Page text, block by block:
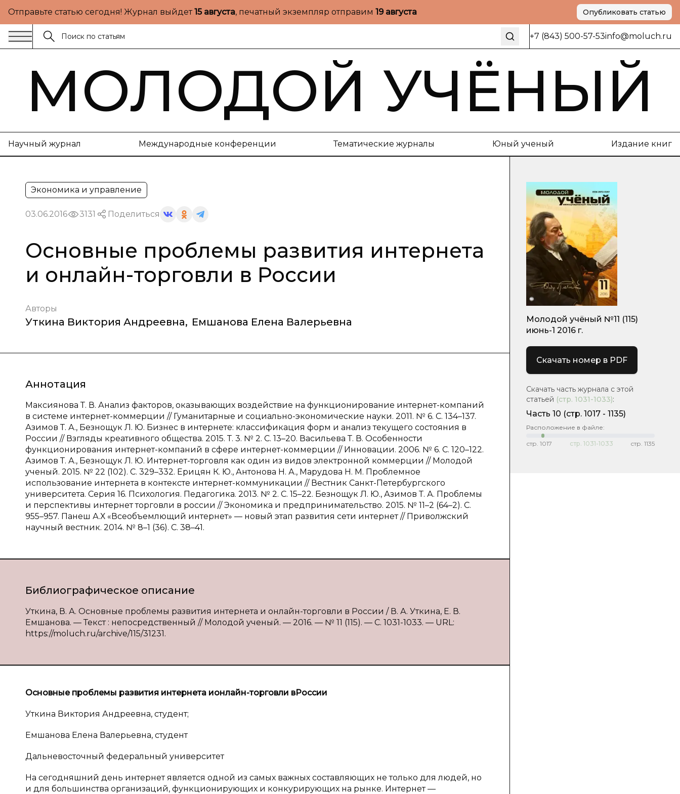
Отправьте статью сегодня! Журнал выйдет15 августа, печатный экземпляр отправим 19 августа Опубликовать статью
+7 (843) 500-57-53info@moluch.ru
МОЛОДОЙ УЧЁНЫЙ
Научный журнал Международные конференции Тематические журналы Юный ученый Издание книг
Экономика и управление
03.06.2016 3131 Поделиться
Основные проблемы развития интернета
и онлайн-торговли в России
Авторы
Уткина Виктория Андреевна, Емшанова Елена Валерьевна
Аннотация
Максиянова Т. В. Анализ факторов, оказывающих воздействие на функционирование интернет-компаний
в системе интернет-коммерции // Гуманитарные и социально-экономические науки. 2011. № 6. С. 134–137.
Азимов Т. А., Безнощук Л. Ю. Бизнес в интернете: классификация форм и анализ текущего состояния в
России // Взгляды креативного общества. 2015. Т. 3. № 2. С. 13–20. Васильева Т. В. Особенности
функционирования интернет-компаний в сфере интернет-коммерции // Инновации. 2006. № 6. С. 120–122.
Азимов Т. А., Безнощук Л. Ю. Интернет-торговля как один из видов электронной коммерции // Молодой
ученый. 2015. № 22 (102). С. 329–332. Ерицян К. Ю., Антонова Н. А., Марудова Н. М. Проблемное
использование интернета в контексте интернет-коммуникации // Вестник Санкт-Петербургского
университета. Серия 16. Психология. Педагогика. 2013. № 2. С. 15–22. Безнощук Л. Ю., Азимов Т. А. Проблемы
и перспективы интернет торговли в россии // Экономика и предпринимательство. 2015. № 11–2 (64–2). С.
955–957. Панеш А.Х «Всеобъемлющий интернет» — новый этап развития сети интернет // Приволжский
научный вестник. 2014. № 8–1 (36). С. 38–41.
Библиографическое описание
Уткина, В. А. Основные проблемы развития интернета и онлайн-торговли в России / В. А. Уткина, Е. В.
Емшанова. — Текст : непосредственный // Молодой ученый. — 2016. — № 11 (115). — С. 1031-1033. — URL:
https://moluch.ru/archive/115/31231.
Основные проблемы развития интернета ионлайн-торговли вРоссии
Уткина Виктория Андреевна, студент;
Емшанова Елена Валерьевна, студент
Дальневосточный федеральный университет
На сегодняшний день интернет является одной из самых важных составляющих не только для людей, но
и для большинства организаций, функционирующих и конкурирующих на рынке. Интернет —
Молодой учёный №11 (115)
июнь-1 2016 г.
Скачать номер в PDF
Скачать часть журнала с этой
статьей (стр. 1031-1033):
Часть 10 (cтр. 1017 - 1135)
Расположение в файле:
стр. 1017 стр. 1031-1033 стр. 1135